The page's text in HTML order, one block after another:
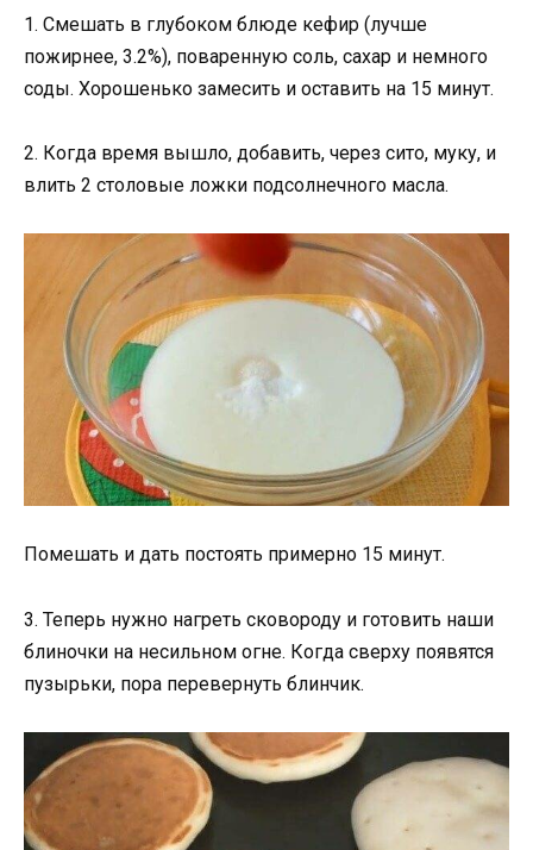
1. Смешать в глубоком блюде кефир (лучше
пожирнее, 3.2%), поваренную соль, сахар и немного
соды. Хорошенько замесить и оставить на 15 минут.
2. Когда время вышло, добавить, через сито, муку, и
влить 2 столовые ложки подсолнечного масла.
Помешать и дать постоять примерно 15 минут.
3. Теперь нужно нагреть сковороду и готовить наши
блиночки на несильном огне. Когда сверху появятся
пузырьки, пора перевернуть блинчик.